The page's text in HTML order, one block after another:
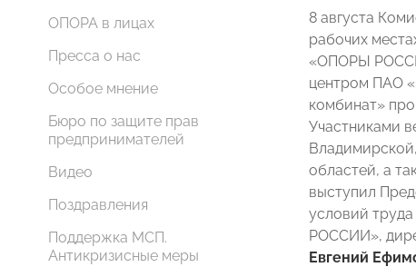
ОПОРА в лицах
Пресса о нас
Особое мнение
Бюро по защите прав
предпринимателей
Видео
Поздравления
Поддержка МСП.
Антикризисные меры
8 августа
рабочих
«ОПОРЫ
центром ПАО
комбинат»
Участниками
областей, а
выступил
условий
РОССИИ»,
Евгений